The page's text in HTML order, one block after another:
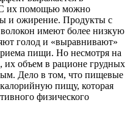
С их помощью можно
и ожирение. Продукты с
имеют более низкую
голод и «выравнивают»
пищи. Но несмотря на
их объем в рационе грудных
Дело в том, что пищевые
пищу, которая
физического